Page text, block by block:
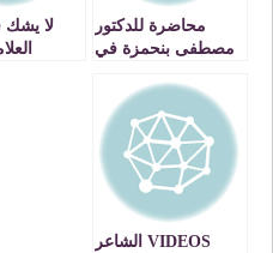
محاضرة للدكتور
مصطفى بنحمزة في
العلمي VIDEOS
لا يشك
VIDEOS الشاعر